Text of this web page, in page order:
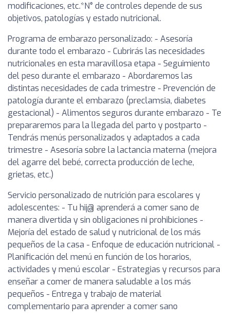
modificaciones, etc.*N° de controles depende de sus
objetivos, patologías y estado nutricional.
Programa de embarazo personalizado: - Asesoría
durante todo el embarazo - Cubrirás las necesidades
nutricionales en esta maravillosa etapa - Seguimiento
del peso durante el embarazo - Abordaremos las
distintas necesidades de cada trimestre - Prevención de
patología durante el embarazo (preclamsia, diabetes
gestacional) - Alimentos seguros durante embarazo - Te
prepararemos para la llegada del parto y postparto -
Tendrás menús personalizados y adaptados a cada
trimestre - Asesoría sobre la lactancia materna (mejora
del agarre del bebé, correcta producción de leche,
grietas, etc.)
Servicio personalizado de nutrición para escolares y
adolescentes: - Tu hij@ aprenderá a comer sano de
manera divertida y sin obligaciones ni prohibiciones -
Mejoría del estado de salud y nutricional de los más
pequeños de la casa - Enfoque de educación nutricional -
Planificación del menú en función de los horarios,
actividades y menú escolar - Estrategias y recursos para
enseñar a comer de manera saludable a los más
pequeños - Entrega y trabajo de material
complementario para aprender a comer sano